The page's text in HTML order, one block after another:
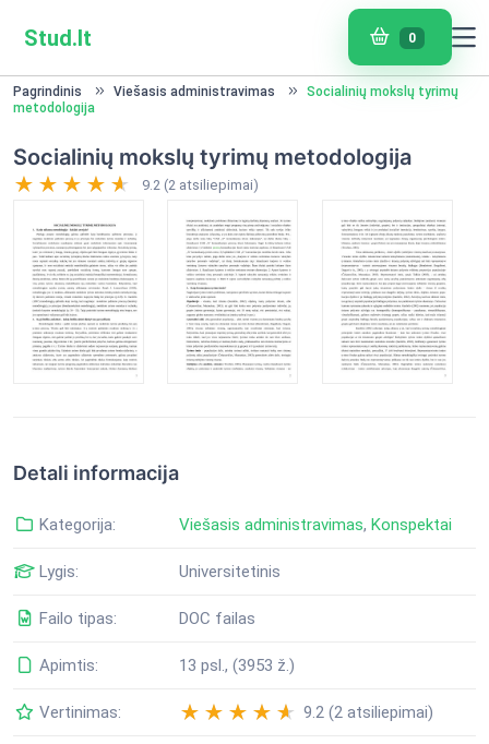
Stud.lt 0
Pagrindinis Viešasis administravimas
Socialinių mokslų tyrimų
metodologija
Socialinių mokslų tyrimų metodologija
9.2 (2 atsiliepimai)
Detali informacija
Kategorija: Viešasis administravimas, Konspektai
Lygis: Universitetinis
Failo tipas: DOC failas
Apimtis: 13 psl., (3953 ž.)
Vertinimas: 9.2 (2 atsiliepimai)